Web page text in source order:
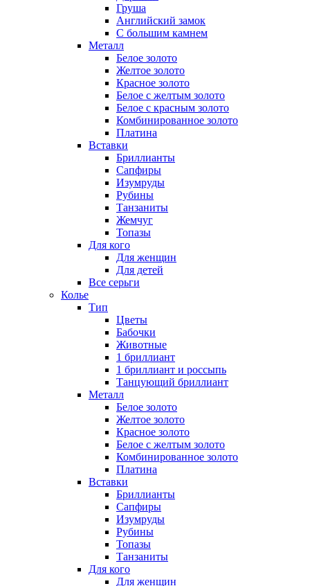
Груша
Английский замок
С большим камнем
Металл
Белое золото
Желтое золото
Красное золото
Белое с желтым золото
Белое с красным золото
Комбинированное золото
Платина
Вставки
Бриллианты
Сапфиры
Изумруды
Рубины
Танзаниты
Жемчуг
Топазы
Для кого
Для женщин
Для детей
Все серьги
Колье
Тип
Цветы
Бабочки
Животные
1 бриллиант
1 бриллиант и россыпь
Танцующий бриллиант
Металл
Белое золото
Желтое золото
Красное золото
Белое с желтым золото
Комбинированное золото
Платина
Вставки
Бриллианты
Сапфиры
Изумруды
Рубины
Топазы
Танзаниты
Для кого
Для женщин